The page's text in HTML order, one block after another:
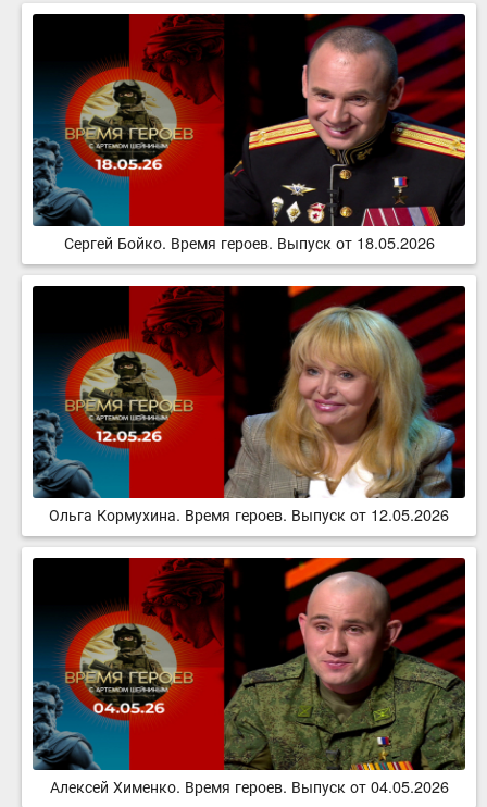
Сергей Бойко. Время героев. Выпуск от 18.05.2026
Ольга Кормухина. Время героев. Выпуск от 12.05.2026
Алексей Хименко. Время героев. Выпуск от 04.05.2026